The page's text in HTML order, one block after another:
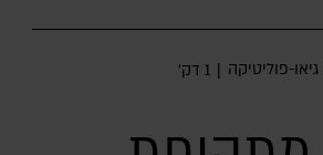
גיאו-פוליטיקה | 1 דק׳